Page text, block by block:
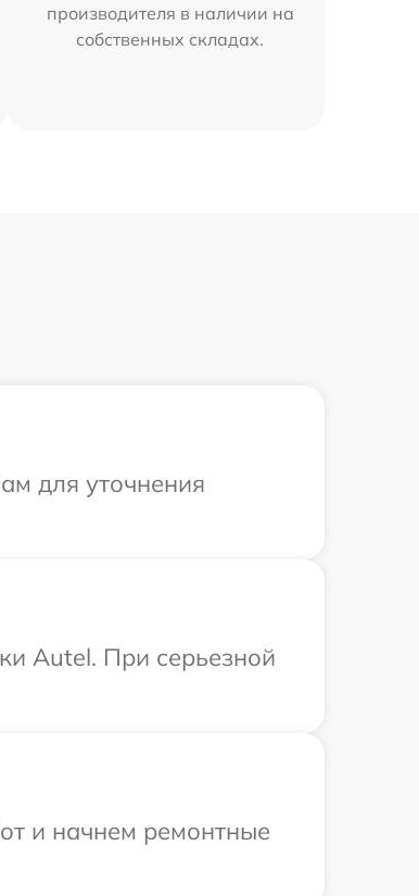
производителя в наличии на
собственных складах.
для уточнения
Autel. При серьезной
и начнем ремонтные